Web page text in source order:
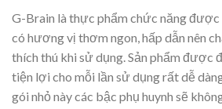
G-Brain là thực phẩm chức năng được
có hương vị thơm ngon, hấp dẫn nên
thích thú khi sử dụng. Sản phẩm được
tiện lợi cho mỗi lần sử dụng rất dễ
gói nhỏ này các bậc phụ huynh sẽ